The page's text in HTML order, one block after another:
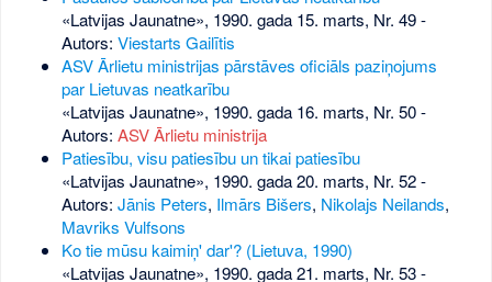
«Latvijas Jaunatne», 1990. gada 15. marts, Nr. 49-
Autors: Viestarts Gailītis
ASV Ārlietu ministrijas pārstāves oficiāls paziņojums
par Lietuvas neatkarību
«Latvijas Jaunatne», 1990. gada 16. marts, Nr. 50-
Autors: ASV Ārlietu ministrija
Patiesību, visu patiesību un tikai patiesību
«Latvijas Jaunatne», 1990. gada 20. marts, Nr. 52-
Autors: Jānis Peters, Ilmārs Bišers, Nikolajs Neilands,
Mavriks Vulfsons
Ko tie mūsu kaimiņ' dar'? (Lietuva, 1990)
«Latvijas Jaunatne», 1990. gada 21. marts, Nr. 53-